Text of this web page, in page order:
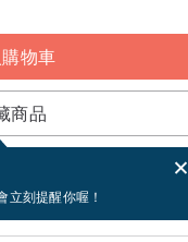
物車
商品
立刻提醒你喔！
賀卡。
電子賀卡是什麼？
（不包含假日）